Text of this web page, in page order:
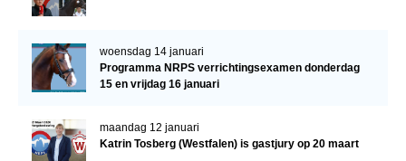
woensdag 14 januari
Programma NRPS verrichtingsexamen donderdag
15 en vrijdag 16 januari
maandag 12 januari
Katrin Tosberg (Westfalen) is gastjury op 20 maart